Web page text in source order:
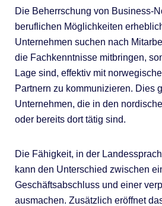
Die Beherrschung von Business-
beruflichen Möglichkeiten
Unternehmen suchen nach
die Fachkenntnisse mitbringen,
Lage sind, effektiv mit
Partnern zu kommunizieren. Dies
Unternehmen, die in den
oder bereits dort tätig sind.
Die Fähigkeit, in der
kann den Unterschied zwischen
Geschäftsabschluss und einer
ausmachen. Zusätzlich eröffnet